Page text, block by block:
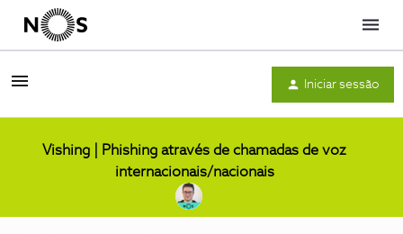
Menu
Iniciar sessão
Vishing | Phishing através de chamadas de voz
internacionais/nacionais